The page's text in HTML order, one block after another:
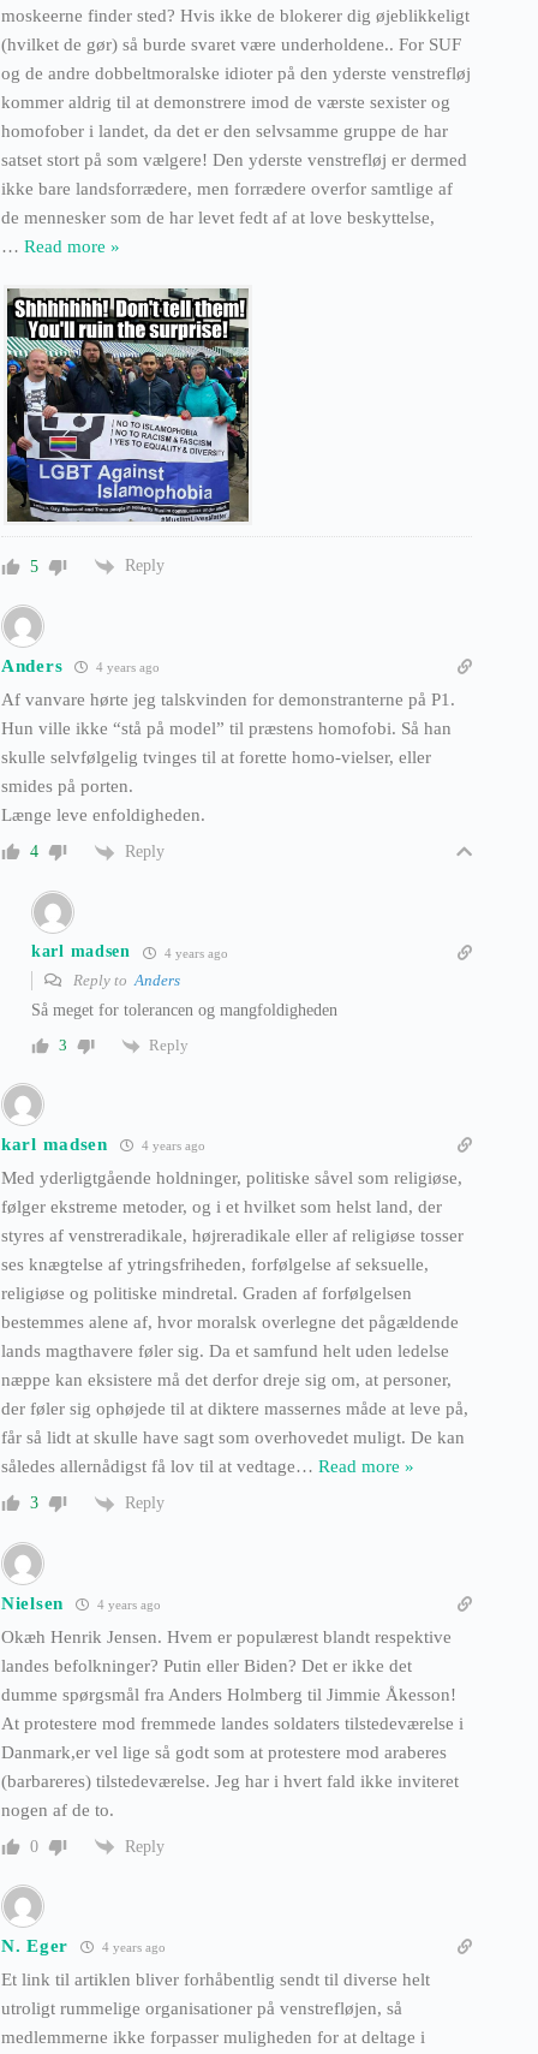
moskeerne finder sted? Hvis ikke de blokerer dig øjeblikkeligt
(hvilket de gør) så burde svaret være underholdene.. For SUF
og de andre dobbeltmoralske idioter på den yderste venstrefløj
kommer aldrig til at demonstrere imod de værste sexister og
homofober i landet, da det er den selvsamme gruppe de har
satset stort på som vælgere! Den yderste venstrefløj er dermed
ikke bare landsforrædere, men forrædere overfor samtlige af
de mennesker som de har levet fedt af at love beskyttelse,
… Read more »
5 Reply
Anders 4 years ago
Af vanvare hørte jeg talskvinden for demonstranterne på P1.
Hun ville ikke “stå på model” til præstens homofobi. Så han
skulle selvfølgelig tvinges til at forette homo-vielser, eller
smides på porten.
Længe leve enfoldigheden.
4 Reply
karl madsen 4 years ago
Reply to Anders
Så meget for tolerancen og mangfoldigheden
3
Reply
karl madsen 4 years ago
Med yderligtgående holdninger, politiske såvel som religiøse,
følger ekstreme metoder, og i et hvilket som helst land, der
styres af venstreradikale, højreradikale eller af religiøse tosser
ses knægtelse af ytringsfriheden, forfølgelse af seksuelle,
religiøse og politiske mindretal. Graden af forfølgelsen
bestemmes alene af, hvor moralsk overlegne det pågældende
lands magthavere føler sig. Da et samfund helt uden ledelse
næppe kan eksistere må det derfor dreje sig om, at personer,
der føler sig ophøjede til at diktere massernes måde at leve på,
får så lidt at skulle have sagt som overhovedet muligt. De kan
således allernådigst få lov til at vedtage… Read more »
3 Reply
Nielsen 4 years ago
Okæh Henrik Jensen. Hvem er populærest blandt respektive
landes befolkninger? Putin eller Biden? Det er ikke det
dumme spørgsmål fra Anders Holmberg til Jimmie Åkesson!
At protestere mod fremmede landes soldaters tilstedeværelse i
Danmark,er vel lige så godt som at protestere mod araberes
(barbareres) tilstedeværelse. Jeg har i hvert fald ikke inviteret
nogen af de to.
0 Reply
N. Eger 4 years ago
Et link til artiklen bliver forhåbentlig sendt til diverse helt
utroligt rummelige organisationer på venstrefløjen, så
medlemmerne ikke forpasser muligheden for at deltage i